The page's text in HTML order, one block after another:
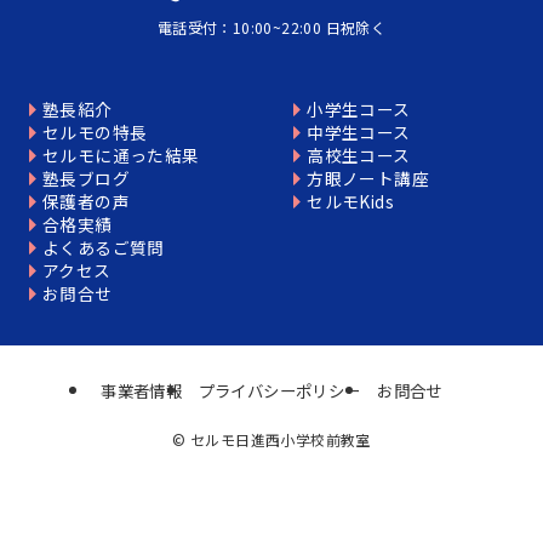
電話受付：10:00~22:00 日祝除く
塾長紹介
セルモの特長
セルモに通った結果
塾長ブログ
保護者の声
合格実績
小学生コース
中学生コース
高校生コース
方眼ノート講座
セルモKids
よくあるご質問
アクセス
お問合せ
事業者情報 プライバシーポリシー お問合せ
© セルモ日進西小学校前教室